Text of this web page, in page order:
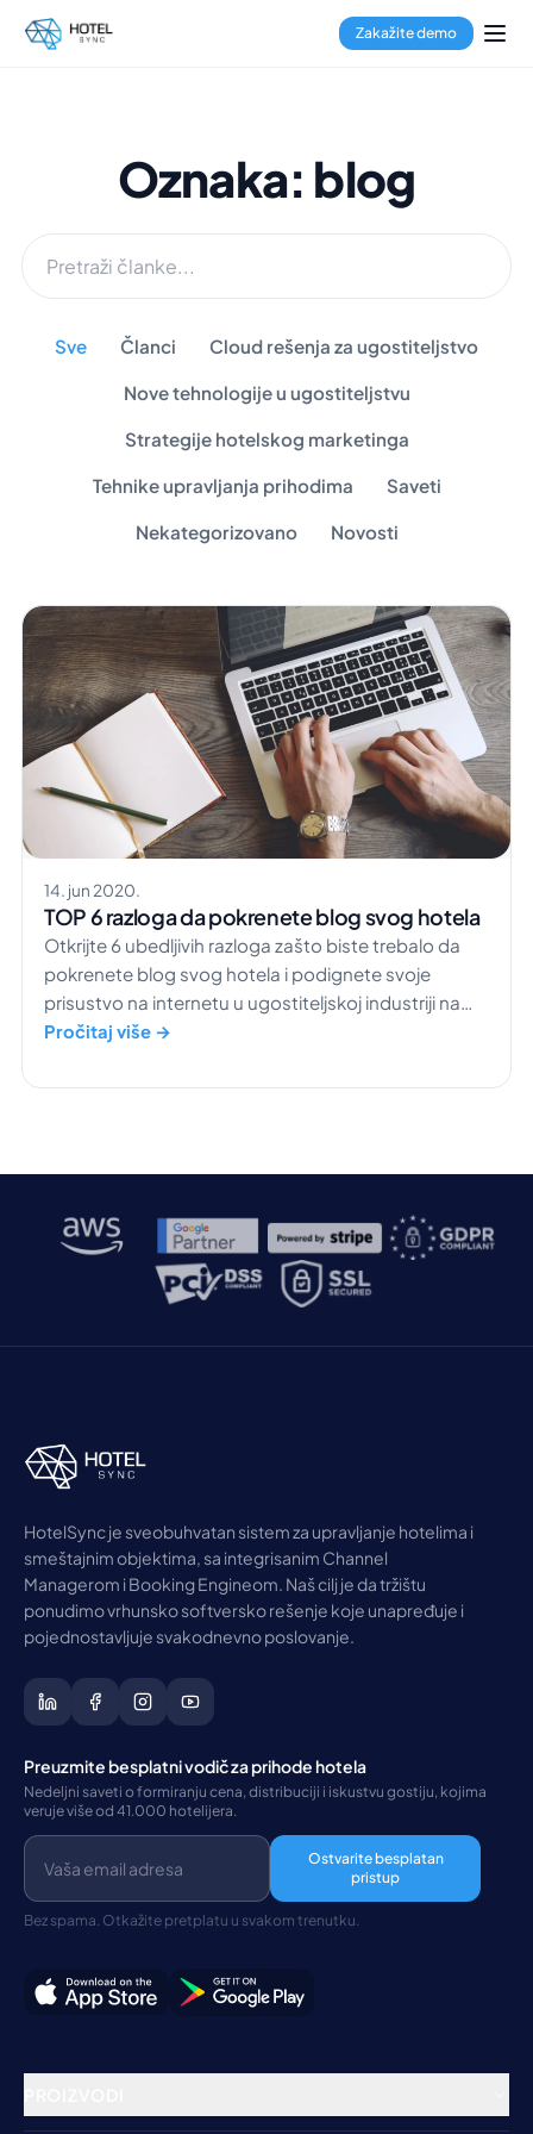
Zakažite demo
Oznaka: blog
Sve Članci Cloud rešenja za ugostiteljstvo
Nove tehnologije u ugostiteljstvu
Strategije hotelskog marketinga
Tehnike upravljanja prihodima Saveti
Nekategorizovano Novosti
14. jun 2020.
TOP 6 razloga da pokrenete blog svog hotela
Otkrijte 6 ubedljivih razloga zašto biste trebalo da
pokrenete blog svog hotela i podignete svoje
prisustvo na internetu u ugostiteljskoj industriji na
viši nivo.
Pročitaj više →
HotelSync je sveobuhvatan sistem za upravljanje hotelima i
smeštajnim objektima, sa integrisanim Channel
Managerom i Booking Engineom. Naš cilj je da tržištu
ponudimo vrhunsko softversko rešenje koje unapređuje i
pojednostavljuje svakodnevno poslovanje.
Preuzmite besplatni vodič za prihode hotela
Nedeljni saveti o formiranju cena, distribuciji i iskustvu gostiju, kojima
veruje više od 41.000 hotelijera.
Ostvarite besplatan
pristup
Bez spama. Otkažite pretplatu u svakom trenutku.